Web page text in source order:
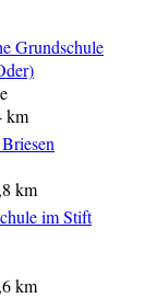
Grundschule
km
km
im Stift
km